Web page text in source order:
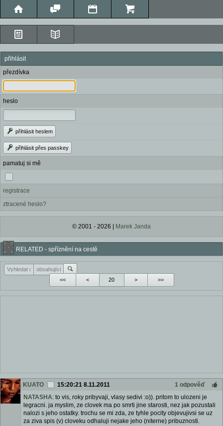
přihlásit
přezdívka
heslo
přihlásit heslem
přihlásit přes passkey
pamatuj si mě
registrace
ztracené heslo?
© 2001 - 2026 | Marek Janda
RELATED - spříznění na cestě
<< < > >>
KUATO 15:20:21 8.11.2011
1 odpověď
NATASHA: to vis, roky pribyvaji, vlasy sedivi :o)). pritom to ulozeni je
legracni. ja myslim, ze clovek ma po smrti jine starosti, nez jak pozustali
nalozi s jeho ostatky. trochu se mi zda, ze tyhle pocity objevujivsi se uz
za ziva spis (v) cloveku odhaluji nejake jeho (niterne) pribuznosti.